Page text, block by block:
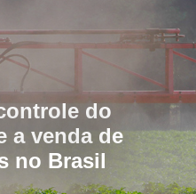
do
a venda de
no Brasil